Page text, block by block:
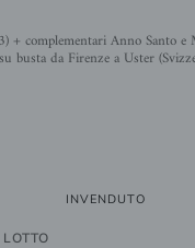
busta da Firenze a Uster
INVENDUTO